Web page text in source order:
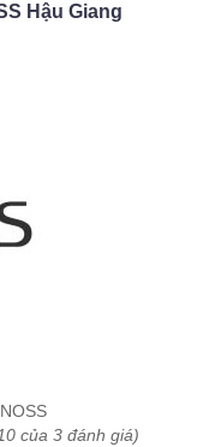
Hậu Giang
của 3 đánh giá)